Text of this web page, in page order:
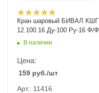
Кран шаровый БИВАЛ КШГ
12.100.16 Ду-100 Ру-16 Ф/Ф
В наличии
Цена:
159 руб./шт
Арт.: 11416